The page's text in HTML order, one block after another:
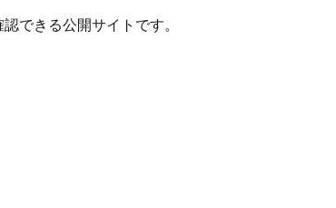
できる公開サイトです。